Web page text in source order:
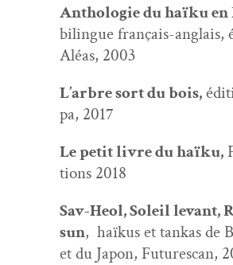
Antholo­gie du haïku en
bilingue français-anglais,
Aléas, 2003
L’arbre sort du bois,
pa, 2017
Le petit livre du haïku,
tions 2018
Sav-Heol, Soleil lev­ant,
sun, haïkus et tankas de
et du Japon, Futures­can,